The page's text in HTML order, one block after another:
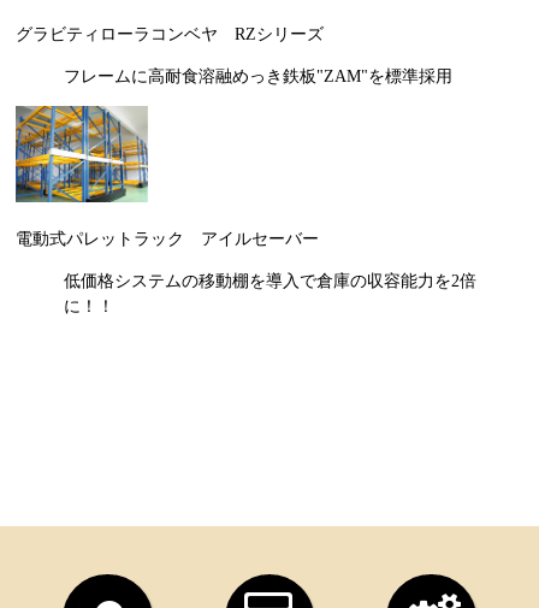
グラビティローラコンベヤ RZシリーズ
フレームに高耐食溶融めっき鉄板"ZAM"を標準採用
電動式パレットラック アイルセーバー
低価格システムの移動棚を導入で倉庫の収容能力を2倍
に！！